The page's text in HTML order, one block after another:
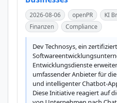
2026-08-06 openPR
KI
Finanzen
Compliance
Dev Technosys, ein
Entwicklungsdienste
umfassender Anbieter für
und intelligenter Chatbot-
Diese Initiative reagiert auf